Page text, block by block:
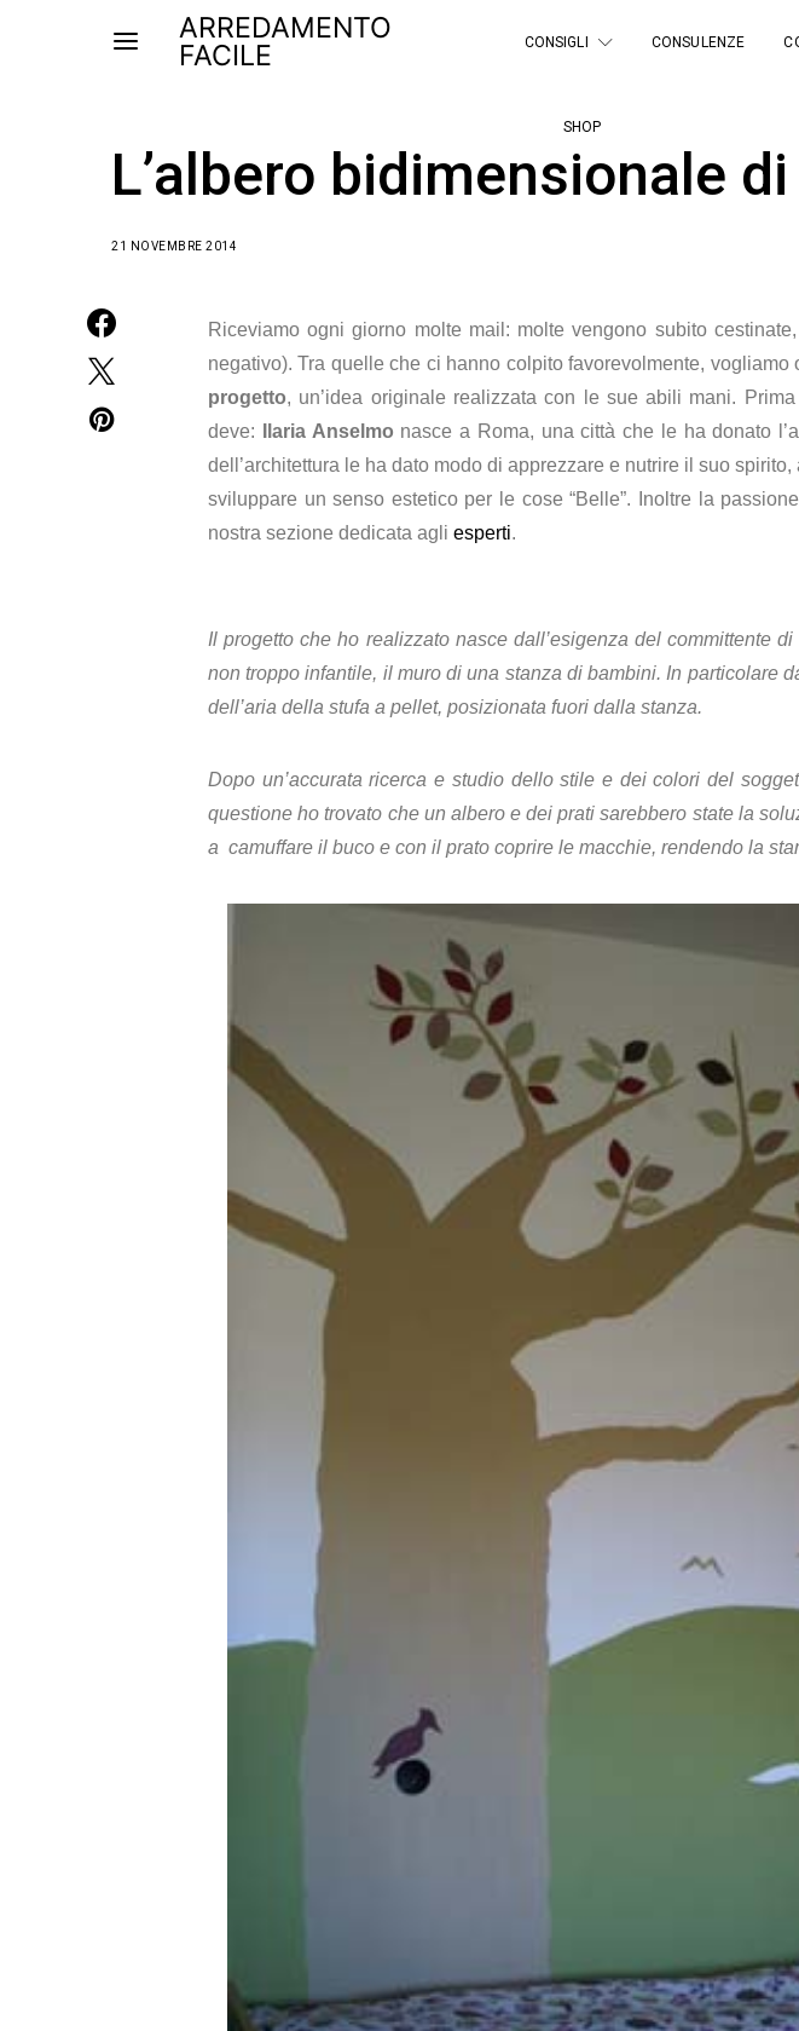
ARREDAMENTO
FACILE
CONSIGLI CONSULENZE
SHOP
L’albero bidimensionale
21 NOVEMBRE 2014
Riceviamo ogni giorno molte mail: molte vengono subito
negativo). Tra quelle che ci hanno colpito favorevolmente,
progetto, un’idea originale realizzata con le sue abili mani.
deve:
Ilaria Anselmo nasce a Roma, una città che le ha donato
dell’architettura le ha dato modo di apprezzare e nutrire il suo
sviluppare un senso estetico per le cose “Belle”. Inoltre la
nostra sezione dedicata agli esperti.
Il progetto che ho realizzato nasce dall’esigenza del committente
non troppo infantile, il muro di una stanza di bambini. In particolare
dell’aria della stufa a pellet, posizionata fuori dalla stanza.
Dopo un’accurata ricerca e studio dello stile e dei colori del
questione ho trovato che un albero e dei prati sarebbero state la
a camuffare il buco e con il prato coprire le macchie, rendendo la